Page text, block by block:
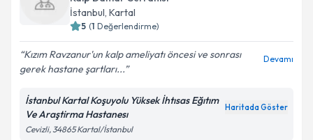
için bir takvim hazırlandığında e-posta ile
bilgilendireceğiz.
E-posta Adresiniz
Kişisel verilerimin işlenmesine ilişkin
Metni'ni okudum ve kişisel verilerimin belirtilen
İstanbul, Kartal
5 (1 Değerlendirme)
Kızım Ravzanur'un kalp ameliyatı öncesi ve sonrası
gerek hastane şartları...
Devamı
İstanbul Kartal Koşuyolu Yüksek İhtısas Eğıtım
Ve Araştirma Hastanesı
Haritada Göster
Cevizli, 34865 Kartal/İstanbul